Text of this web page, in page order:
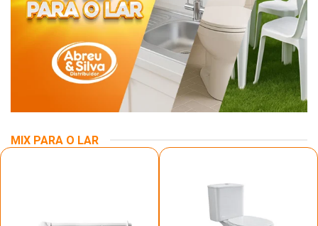
MIX PARA O LAR